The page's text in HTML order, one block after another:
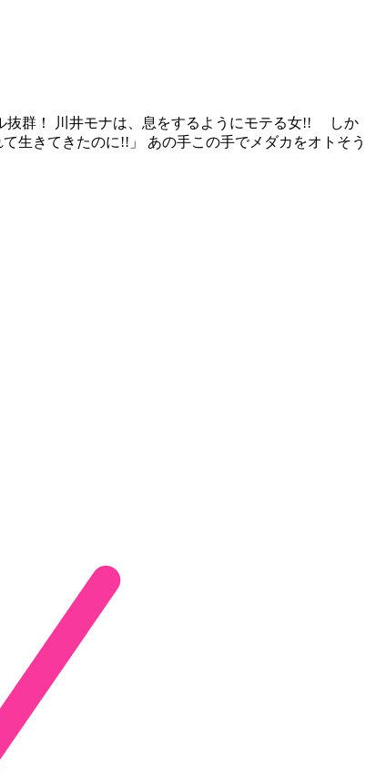
抜群！ 川井モナは、息をするようにモテる女!! しか
生きてきたのに!!」 あの手この手でメダカをオトそう